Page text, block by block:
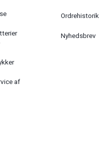
af
Ordrehistorik
Nyhedsbrev